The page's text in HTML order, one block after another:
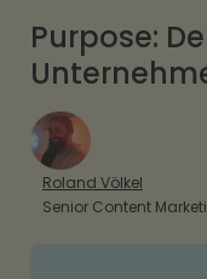
Purpose:
Roland Völkel
Senior Content